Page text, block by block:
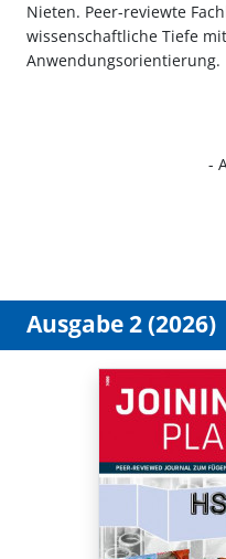
Nieten. Peer-reviewte
wissenschaftliche Tiefe
Anwendungsorientierung.
-
Ausgabe 2 (2026)